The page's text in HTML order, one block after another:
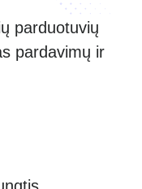
parduotuvių
pardavimų ir